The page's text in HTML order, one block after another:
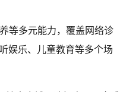
等多元能力，覆盖网络诊
娱乐、儿童教育等多个场